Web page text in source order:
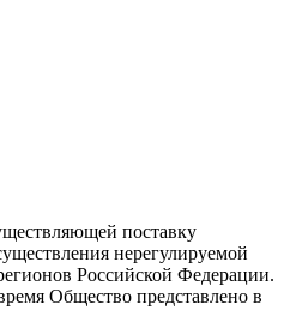
поставку
нерегулируемой
Российской Федерации.
Общество представлено в